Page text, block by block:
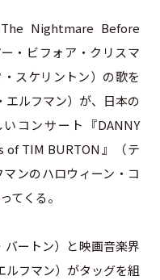
Nightmare Before
・ビフォア・クリスマ
スケリントン）の歌を
ルフマン）が、日本の
コンサート『DANNY
of TIM BURTON』（テ
ンのハロウィーン・コ
てくる。
ートン）と映画音楽界
フマン）がタッグを組